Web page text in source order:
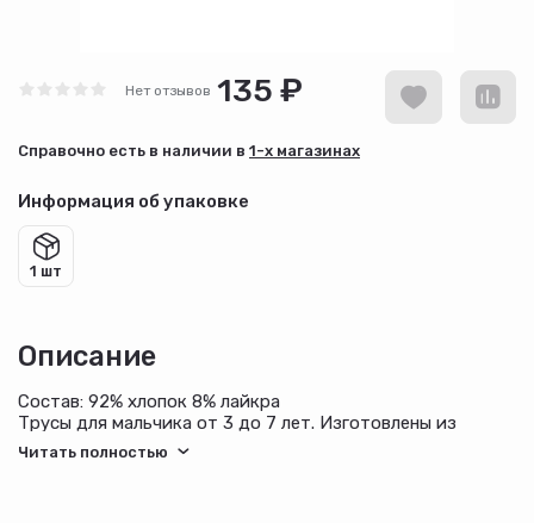
Нет отзывов 135 ₽
Cправочно есть в наличии в 1-х магазинах
Информация об упаковке
1 шт
Описание
Состав: 92% хлопок 8% лайкра
Трусы для мальчика от 3 до 7 лет. Изготовлены из
мягкого прочного хлопкового трикотажа кулирка с